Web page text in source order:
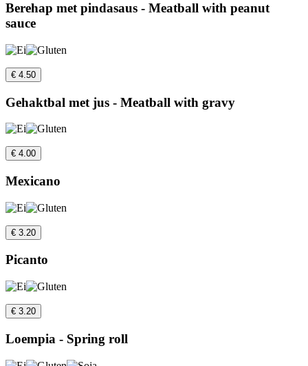
Berehap met pindasaus - Meatball with peanut
sauce
€ 4.50
Gehaktbal met jus - Meatball with gravy
€ 4.00
Mexicano
€ 3.20
Picanto
€ 3.20
Loempia - Spring roll